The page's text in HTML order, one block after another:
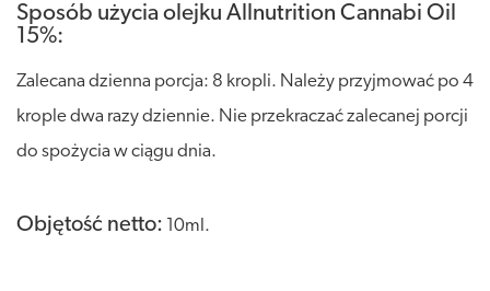
Sposób użycia olejku Allnutrition Cannabi Oil
15%:
Zalecana dzienna porcja: 8 kropli. Należy przyjmować po 4
krople dwa razy dziennie. Nie przekraczać zalecanej porcji
do spożycia w ciągu dnia.
Objętość netto: 10ml.